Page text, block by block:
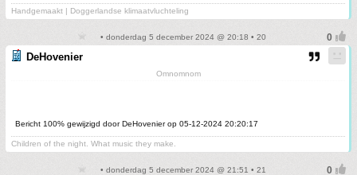
Handgemaakt | Doggerlandse klimaatvluchteling
• donderdag 5 december 2024 @ 20:18 • 20
DeHovenier
Omnomnom
Bericht 100% gewijzigd door DeHovenier op 05-12-2024 20:20:17
Children of the night. What music they make.
• donderdag 5 december 2024 @ 21:51 • 21